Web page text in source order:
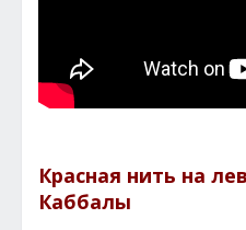
Красная нить на
Каббалы